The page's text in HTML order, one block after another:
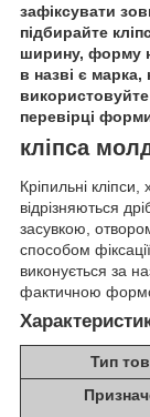
зафіксувати
підбирайте
ширину, форму
в назві є марка,
використовуйте
перевірці
кліпса
Кріпильні
відрізняються
засувкою,
способом
виконується за
фактичною
Тип